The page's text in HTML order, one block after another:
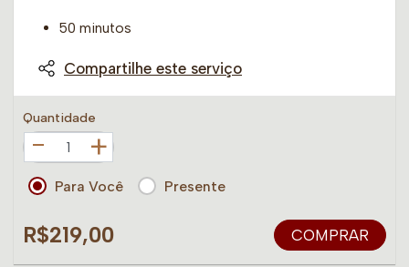
50 minutos
Compartilhe este serviço
Quantidade
+
Para Você Presente
R$219,00 COMPRAR